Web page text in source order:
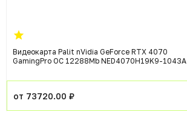
Видеокарта Palit nVidia GeForce RTX 4070
GamingPro OC 12288Mb NED4070H19K9-1043A
от 73720.00 ₽